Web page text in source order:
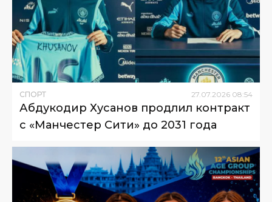
СПОРТ 27.07.2026 08:54
Абдукодир Хусанов продлил контракт
с «Манчестер Сити» до 2031 года